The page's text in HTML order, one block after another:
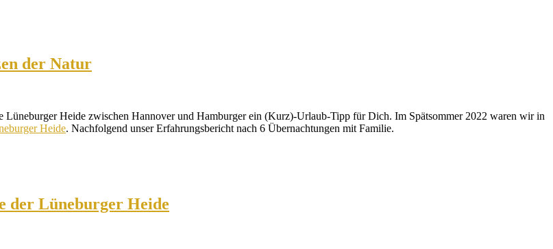
der Natur
Lüneburger Heide zwischen Hannover und Hamburger ein (Kurz)-Urlaub-Tipp für Dich. Im Spätsommer 2022 waren wir in
Heide. Nachfolgend unser Erfahrungsbericht nach 6 Übernachtungen mit Familie.
der Lüneburger Heide